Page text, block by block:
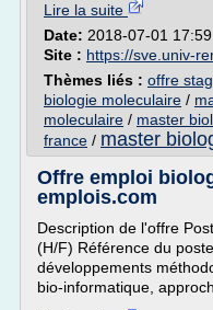
Lire la suite
Date: 2018-07-01
Site : https://sve.univ-
Thèmes liés : offre
biologie moleculaire /
moleculaire / master
france / master
Offre emploi
emplois.com
Description de l'offre
(H/F) Référence du
développements
bio-informatique,